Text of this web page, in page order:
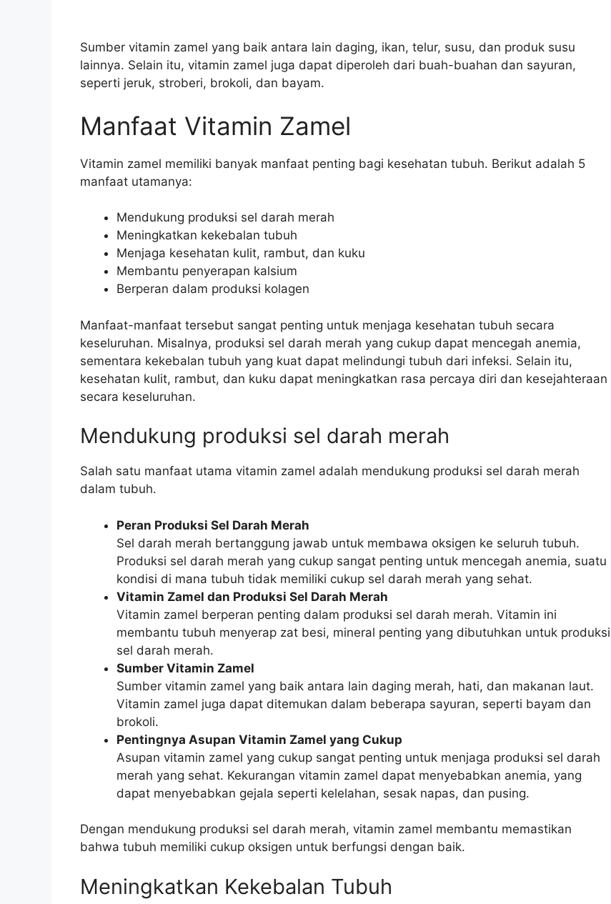
Sumber vitamin zamel yang baik antara lain daging, ikan, telur, susu, dan produk susu
lainnya. Selain itu, vitamin zamel juga dapat diperoleh dari buah-buahan dan sayuran,
seperti jeruk, stroberi, brokoli, dan bayam.
Manfaat Vitamin Zamel
Vitamin zamel memiliki banyak manfaat penting bagi kesehatan tubuh. Berikut adalah 5
manfaat utamanya:
Mendukung produksi sel darah merah
Meningkatkan kekebalan tubuh
Menjaga kesehatan kulit, rambut, dan kuku
Membantu penyerapan kalsium
Berperan dalam produksi kolagen
Manfaat-manfaat tersebut sangat penting untuk menjaga kesehatan tubuh secara
keseluruhan. Misalnya, produksi sel darah merah yang cukup dapat mencegah anemia,
sementara kekebalan tubuh yang kuat dapat melindungi tubuh dari infeksi. Selain itu,
kesehatan kulit, rambut, dan kuku dapat meningkatkan rasa percaya diri dan kesejahteraan
secara keseluruhan.
Mendukung produksi sel darah merah
Salah satu manfaat utama vitamin zamel adalah mendukung produksi sel darah merah
dalam tubuh.
Peran Produksi Sel Darah Merah
Sel darah merah bertanggung jawab untuk membawa oksigen ke seluruh tubuh.
Produksi sel darah merah yang cukup sangat penting untuk mencegah anemia, suatu
kondisi di mana tubuh tidak memiliki cukup sel darah merah yang sehat.
Vitamin Zamel dan Produksi Sel Darah Merah
Vitamin zamel berperan penting dalam produksi sel darah merah. Vitamin ini
membantu tubuh menyerap zat besi, mineral penting yang dibutuhkan untuk produksi
sel darah merah.
Sumber Vitamin Zamel
Sumber vitamin zamel yang baik antara lain daging merah, hati, dan makanan laut.
Vitamin zamel juga dapat ditemukan dalam beberapa sayuran, seperti bayam dan
brokoli.
Pentingnya Asupan Vitamin Zamel yang Cukup
Asupan vitamin zamel yang cukup sangat penting untuk menjaga produksi sel darah
merah yang sehat. Kekurangan vitamin zamel dapat menyebabkan anemia, yang
dapat menyebabkan gejala seperti kelelahan, sesak napas, dan pusing.
Dengan mendukung produksi sel darah merah, vitamin zamel membantu memastikan
bahwa tubuh memiliki cukup oksigen untuk berfungsi dengan baik.
Meningkatkan Kekebalan Tubuh